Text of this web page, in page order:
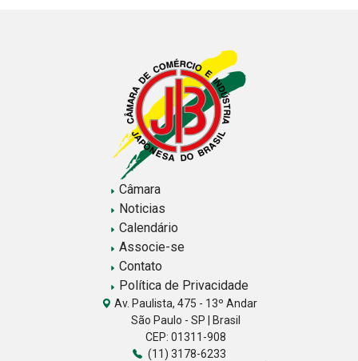
Câmara
Noticias
Calendário
Associe-se
Contato
Política de Privacidade
Av. Paulista, 475 - 13º Andar
São Paulo - SP | Brasil
CEP: 01311-908
(11) 3178-6233